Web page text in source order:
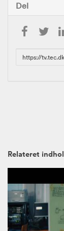
Del
URL
Relateret